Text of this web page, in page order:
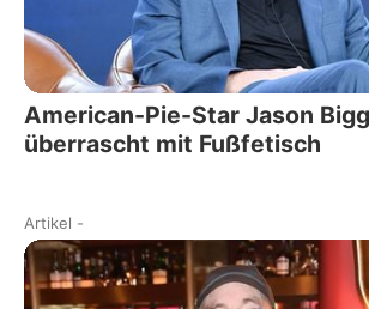
American-Pie-Star Jason
überrascht mit Fußfetisch
Artikel -